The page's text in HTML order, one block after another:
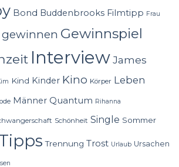
Bond Buddenbrooks Filmtipp Frau
gewinnen Gewinnspiel
InterviewJames
Kind Kinder Kino Körper Leben
Männer Quantum Rihanna
Schönheit Single Sommer
Trennung Trost Urlaub Ursachen